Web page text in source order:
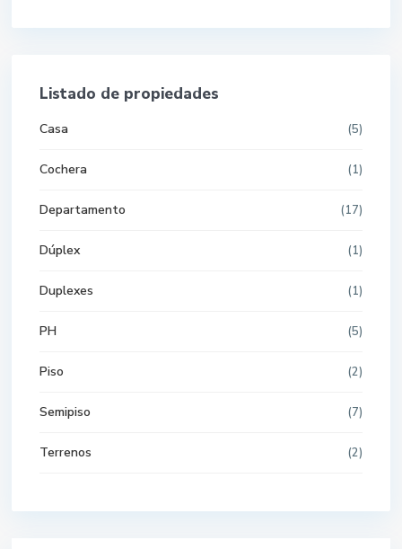
Listado de propiedades
Casa (5)
Cochera (1)
Departamento (17)
Dúplex (1)
Duplexes (1)
PH (5)
Piso (2)
Semipiso (7)
Terrenos (2)